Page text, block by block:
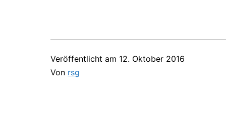
Veröffentlicht am 12. Oktober 2016
Von rsg